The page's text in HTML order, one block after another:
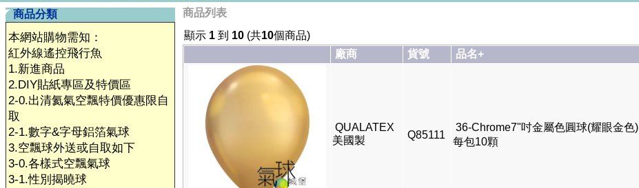
商品分類
本網站購物需知：
紅外線遙控飛行魚
1.新進商品
2.DIY貼紙專區及特價區
2-0.出清氦氣空飄特價優惠限自
取
2-1.數字&字母鋁箔氣球
3.空飄球外送或自取如下
3-0.各樣式空飄氣球
3-1.性別揭曉球
商品列表
顯示 1 到 10 (共10個商品)
廠商
貨號 品名+
QUALATEX
美國製
Q85111
36-Chrome7"吋金屬色圓球(耀眼金色)
每包10顆